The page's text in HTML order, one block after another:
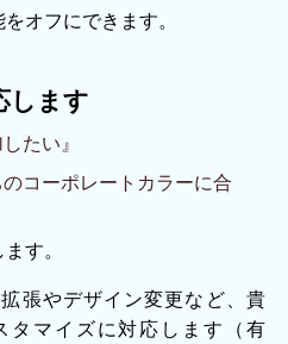
オフにできます。
します
たい』
のコーポレートカラーに合
す。
張やデザイン変更など、貴
タマイズに対応します（有